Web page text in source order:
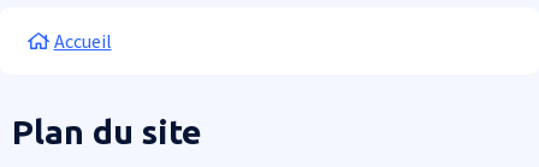
Fil d'Ariane
Accueil
Plan du site